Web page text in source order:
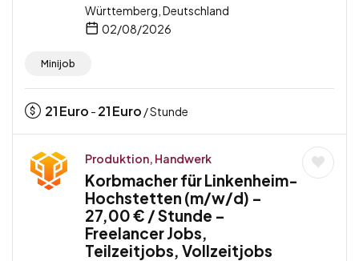
Württemberg, Deutschland
02/08/2026
Minijob
21Euro - 21Euro / Stunde
Produktion, Handwerk
Korbmacher für Linkenheim-
Hochstetten (m/w/d) –
27,00 € / Stunde –
Freelancer Jobs,
Teilzeitjobs, Vollzeitjobs